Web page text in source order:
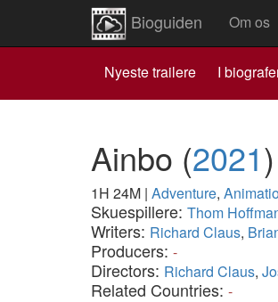
Bioguiden Om os
Nyeste trailere I
Ainbo (2021)
1H 24M | Adventure,
Skuespillere: Thom
Writers: Richard Claus,
Producers: -
Directors: Richard Claus,
Related Countries: -